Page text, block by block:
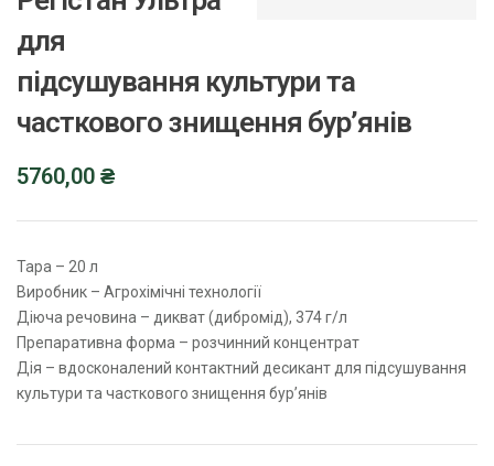
для
підсушування культури та
часткового знищення бур’янів
5760,00 ₴
Тара – 20 л
Виробник – Агрохімічні технології
Діюча речовина – дикват (дибромід), 374 г/л
Препаративна форма – розчинний концентрат
Дія – вдосконалений контактний десикант для підсушування
культури та часткового знищення бур’янів